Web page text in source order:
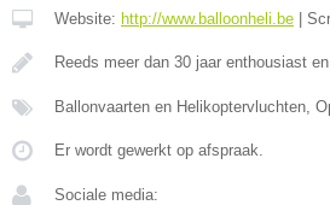
Website: http://www.balloonheli.be |
Reeds meer dan 30 jaar enthousiast
Ballonvaarten en Helikoptervluchten,
Er wordt gewerkt op afspraak.
Sociale media: